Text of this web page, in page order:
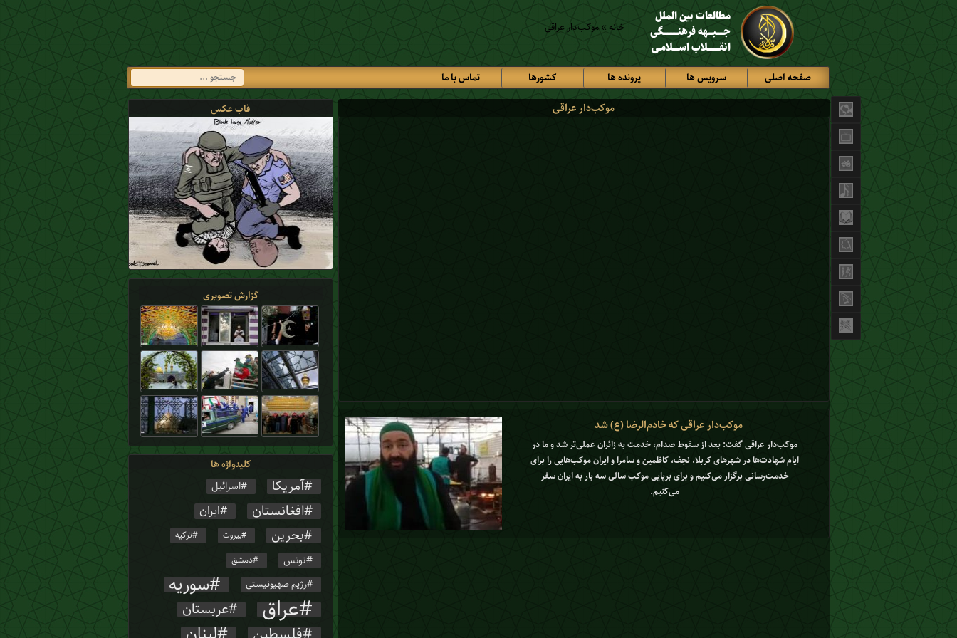
مطالعات بین الملل
جـــــبـــهه فرهنــــــــــگی
انقــــــــلاب اســــلامـی
خانه»موکب‌دار عراقی
صفحه اصلی سرویس ها پرونده ها کشورها تماس با ما
موکب‌دار عراقی
موکب‌دار عراقی که خادم‌الرضا (ع) شد
موکب‌دار عراقی گفت: بعد از سقوط صدام، خدمت به زائران عملی‌تر شد و ما در
ایام شهادت‌ها در شهرهای کربلا، نجف، کاظمین و سامرا و ایران موکب‌هایی را برای
خدمت‌رسانی برگزار می‌کنیم و برای برپایی موکب سالی سه بار به ایران سفر
می‌کنیم.
قاب عکس
گزارش تصویری
کلیدواژه ها
آمریکا اسرائیل
افغانستان ایران
بحرین بیروت ترکیه
تونس دمشق
رژیم صهیونیستی سوریه
عراق عربستان